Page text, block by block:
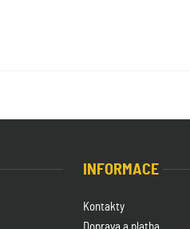
INFORMACE
Kontakty